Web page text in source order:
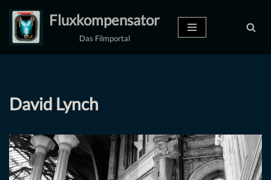
Zum
Inhalt
Fluxkompensator
Das Filmportal
David Lynch